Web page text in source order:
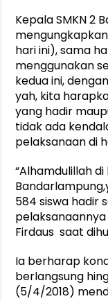
Kepala SMKN 2
hari ini), sama
menggunakan
kedua ini,
yah, kita
yang hadir
tidak ada
pelaksanaan di
“Alhamdulillah
584 siswa hadir
Firdaus saat
Ia berharap
berlangsung
(5/4/2018)